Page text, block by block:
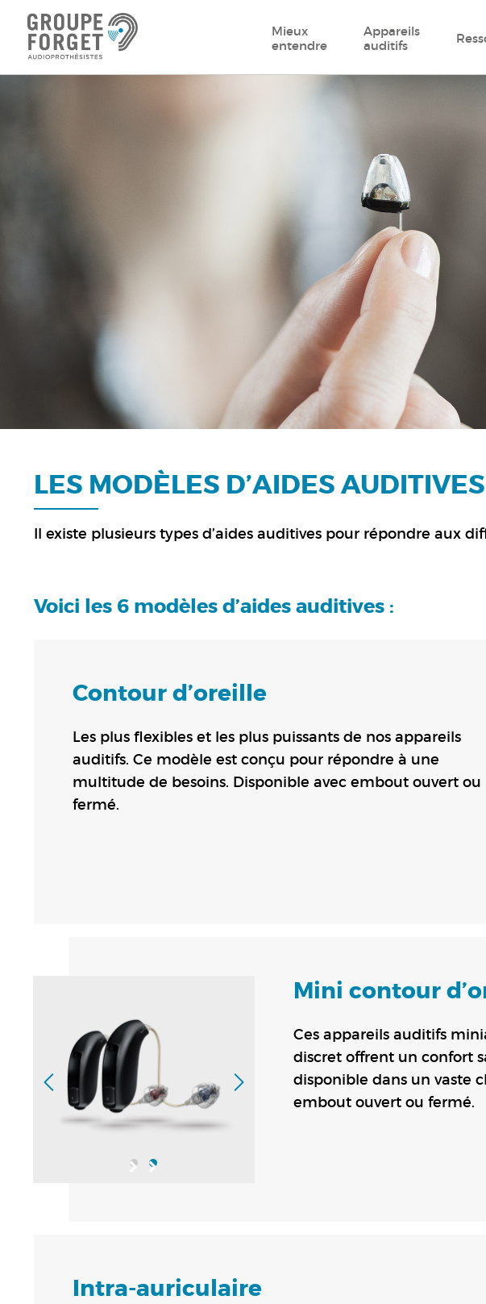
Mieux
entendre
Appareils
auditifs
LES MODÈLES D’AIDES AUDITIVES
Il existe plusieurs types d’aides auditives pour répondre aux
Voici les 6 modèles d’aides auditives :
Contour d’oreille
Les plus flexibles et les plus puissants de nos appareils
auditifs. Ce modèle est conçu pour répondre à une
multitude de besoins. Disponible avec embout ouvert ou
fermé.
Mini contour
Ces appareils auditifs
discret offrent un confort
disponible dans un vaste
embout ouvert ou fermé.
Intra-auriculaire